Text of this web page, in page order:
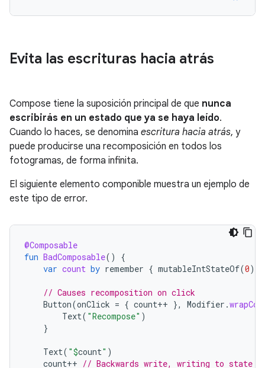
Evita las escrituras hacia atrás
Compose tiene la suposición principal de que nunca
escribirás en un estado que ya se haya leído.
Cuando lo haces, se denomina escritura hacia atrás, y
puede producirse una recomposición en todos los
fotogramas, de forma infinita.
El siguiente elemento componible muestra un ejemplo de
este tipo de error.
@Composable
fun BadComposable()
{
var count by remember { mutableIntStateOf(0)
// Causes recomposition on click
Button(onClick = { count++ }, Modifier .
Text( "Recompose" )
}
Text( "$count" )
count++ // Backwards write, writing to state